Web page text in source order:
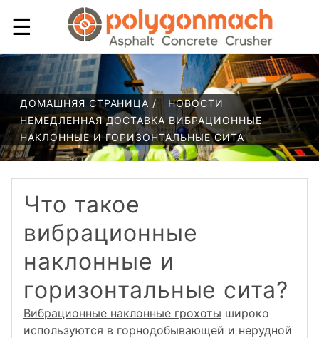
☰
ДОМАШНЯЯ СТРАНИЦА /
НОВОСТИ
НЕМЕДЛЕННАЯ ДОСТАВКА ВИБРАЦИОННЫЕ
НАКЛОННЫЕ И ГОРИЗОНТАЛЬНЫЕ СИТА
Что такое
вибрационные
наклонные и
горизонтальные сита?
Вибрационные наклонные грохоты широко
используются в горнодобывающей и нерудной